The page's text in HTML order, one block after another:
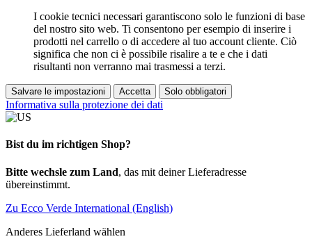
I cookie tecnici necessari garantiscono solo le funzioni di base
del nostro sito web. Ti consentono per esempio di inserire i
prodotti nel carrello o di accedere al tuo account cliente. Ciò
significa che non ci è possibile risalire a te e che i dati
risultanti non verranno mai trasmessi a terzi.
Salvare le impostazioni Accetta Solo obbligatori
Informativa sulla protezione dei dati
Bist du im richtigen Shop?
Bitte wechsle zum Land, das mit deiner Lieferadresse
übereinstimmt.
Zu Ecco Verde International (English)
Anderes Lieferland wählen